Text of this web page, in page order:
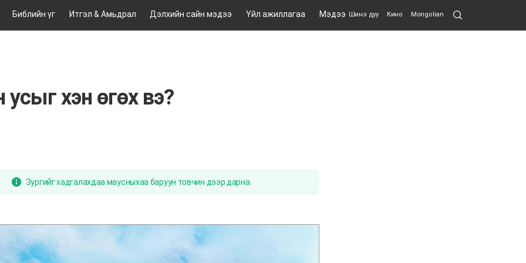
Библийн үг Итгэл & Амьдрал Дэлхийн сайн мэдээ Үйл ажиллагаа Мэдээ Шинэ дуу Кино Mongolian Search
Submit
хэн өгөх вэ?
Зургийг хадгалахдаа маусныхаа баруун товчин дээр дарна.